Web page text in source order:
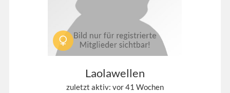
Laolawellen
zuletzt aktiv: vor 41 Wochen